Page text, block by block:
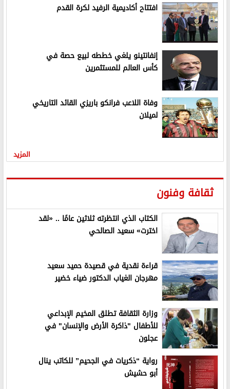
افتتاح أكاديمية الرفيد لكرة القدم
إنفانتينو يلغي خططه لبيع حصة في
كأس العالم للمستثمرين
وفاة اللاعب فرانكو باريزي القائد التاريخي
لميلان
المزيد
ثقافة وفنون
الكتاب الذي انتظرته ثلاثين عامًا .. «لقد
اخترت» سعيد الصالحي
قراءة نقدية في قصيدة حميد سعيد
مهرجان الغياب الدكتور ضياء خضير
وزارة الثقافة تطلق المخيم الإبداعي
للأطفال "ذاكرة الأرض والإنسان" في
عجلون
رواية “ذكريات في الجحيم” للكاتب ينال
أبو حشيش